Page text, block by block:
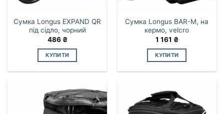
Сумка Longus EXPAND QR
під сідло, чорний
486 ₴
КУПИТИ
Сумка Longus BAR-M, на
кермо, velcro
1 161 ₴
КУПИТИ